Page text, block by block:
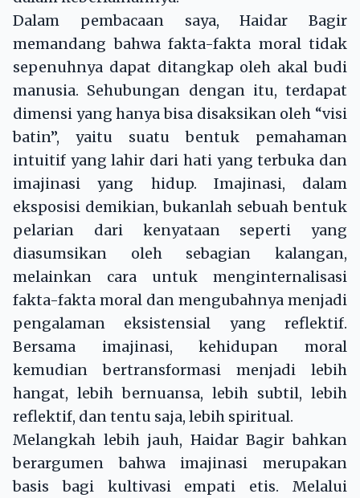
Dalam pembacaan saya, Haidar Bagir
memandang bahwa fakta-fakta moral tidak
sepenuhnya dapat ditangkap oleh akal budi
manusia. Sehubungan dengan itu, terdapat
dimensi yang hanya bisa disaksikan oleh “visi
batin”, yaitu suatu bentuk pemahaman
intuitif yang lahir dari hati yang terbuka dan
imajinasi yang hidup. Imajinasi, dalam
eksposisi demikian, bukanlah sebuah bentuk
pelarian dari kenyataan seperti yang
diasumsikan oleh sebagian kalangan,
melainkan cara untuk menginternalisasi
fakta-fakta moral dan mengubahnya menjadi
pengalaman eksistensial yang reflektif.
Bersama imajinasi, kehidupan moral
kemudian bertransformasi menjadi lebih
hangat, lebih bernuansa, lebih subtil, lebih
reflektif, dan tentu saja, lebih spiritual.
Melangkah lebih jauh, Haidar Bagir bahkan
berargumen bahwa imajinasi merupakan
basis bagi kultivasi empati etis. Melalui